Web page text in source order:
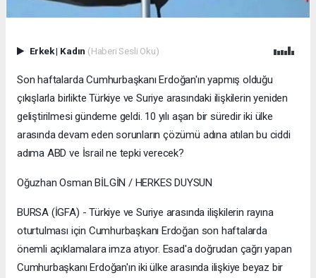
Erkek| Kadın (Haberi Sesli Oku)
Son haftalarda Cumhurbaşkanı Erdoğan'ın yapmış olduğu
çıkışlarla birlikte Türkiye ve Suriye arasındaki ilişkilerin yeniden
geliştirilmesi gündeme geldi. 10 yılı aşan bir süredir iki ülke
arasında devam eden sorunların çözümü adına atılan bu ciddi
adıma ABD ve İsrail ne tepki verecek?
Oğuzhan Osman BİLGİN / HERKES DUYSUN
BURSA (İGFA) - Türkiye ve Suriye arasında ilişkilerin rayına
oturtulması için Cumhurbaşkanı Erdoğan son haftalarda
önemli açıklamalara imza atıyor. Esad'a doğrudan çağrı yapan
Cumhurbaşkanı Erdoğan'ın iki ülke arasında ilişkiye beyaz bir